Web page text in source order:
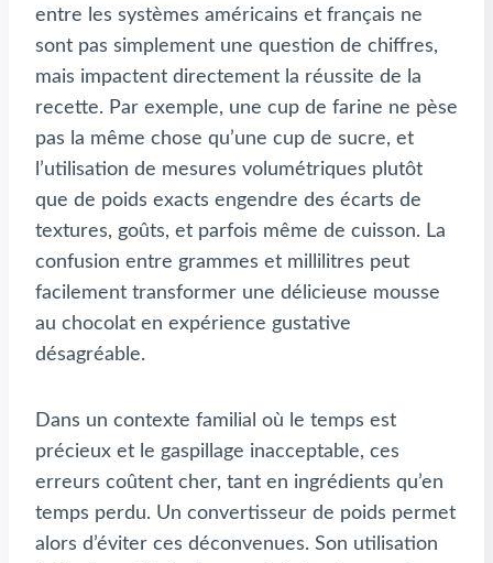
entre les systèmes américains et français ne
sont pas simplement une question de chiffres,
mais impactent directement la réussite de la
recette. Par exemple, une cup de farine ne pèse
pas la même chose qu’une cup de sucre, et
l’utilisation de mesures volumétriques plutôt
que de poids exacts engendre des écarts de
textures, goûts, et parfois même de cuisson. La
confusion entre grammes et millilitres peut
facilement transformer une délicieuse mousse
au chocolat en expérience gustative
désagréable.
Dans un contexte familial où le temps est
précieux et le gaspillage inacceptable, ces
erreurs coûtent cher, tant en ingrédients qu’en
temps perdu. Un convertisseur de poids permet
alors d’éviter ces déconvenues. Son utilisation